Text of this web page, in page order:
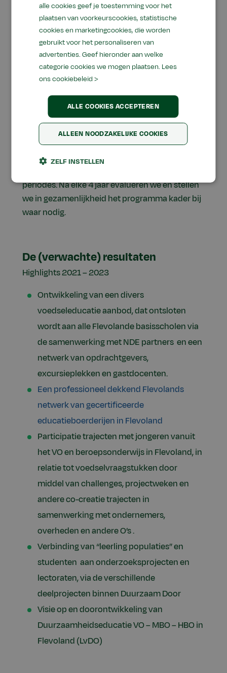
de gewenste verandering te versnellen of
versterken. Dit zijn krachten zoals: kennis,
vaardigheden, maatschappelijke invloed,
financiën, menskracht, het matchen van vraag
en aanbod en verbinden van netwerken.
Duurzaam Door is een dynamisch programma
ontwikkelingen verkennen die mogelijkerwijs
bijdragen aan de beoogde transities. Op basis
van een helder afwegingskader en bij voldoende
draagvlak werken we deze ideeën en
initiatieven uit tot gezamenlijke nieuwe
periodes. Na elke 4 jaar evalueren we en stellen
we in gezamenlijkheid het programma kader bij
waar nodig.
De (verwachte) resultaten
Highlights 2021 – 2023
Ontwikkeling van een divers
voedseleducatie aanbod, dat ontsloten
wordt aan alle Flevolande basisscholen via
de samenwerking met NDE partners en een
netwerk van opdrachtgevers,
excursieplekken en gastdocenten.
Een professioneel dekkend Flevolands
netwerk van gecertificeerde
educatieboerderijen in Flevoland
Participatie trajecten met jongeren vanuit
het VO en beroepsonderwijs in Flevoland, in
relatie tot voedselvraagstukken door
middel van challenges, projectweken en
andere co-creatie trajecten in
samenwerking met ondernemers,
overheden en andere O’s .
Verbinding van “leerling populaties” en
studenten aan onderzoeksprojecten en
lectoraten, via de verschillende
deelprojecten binnen Duurzaam Door
Visie op en doorontwikkeling van
Duurzaamheidseducatie VO – MBO – HBO in
Flevoland (LvDO)
alle cookies geef je toestemming voor het
plaatsen van voorkeurscookies, statistische
cookies en marketingcookies, die worden
gebruikt voor het personaliseren van
advertenties. Geef hieronder aan welke
categorie cookies we mogen plaatsen. Lees
ons cookiebeleid >
ALLE COOKIES ACCEPTEREN
ALLEEN NOODZAKELIJKE COOKIES
ZELF INSTELLEN